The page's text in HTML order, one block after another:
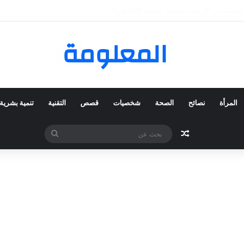
المعلومة
المرأة نصائح الصحة شخصيات قصص التقنية تنمية بشرية
مقال عشوائي
بحث
عن